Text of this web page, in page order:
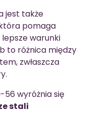
jest także
pomaga
warunki
to różnica między
zwłaszcza
56 wyróżnia się
stali